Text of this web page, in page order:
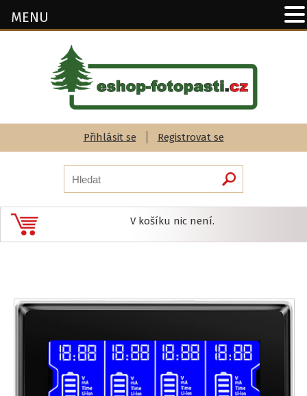
Přihlásit se Registrovat se
V košíku nic není.
MENU